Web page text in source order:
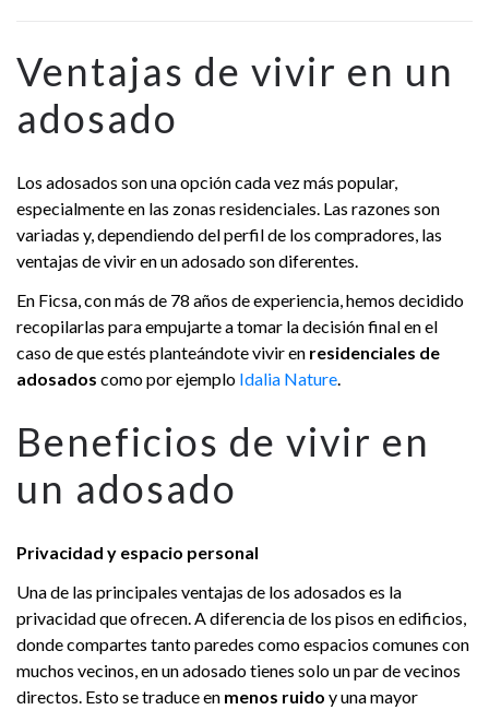
Ventajas de vivir en un
adosado
Los adosados son una opción cada vez más popular,
especialmente en las zonas residenciales. Las razones son
variadas y, dependiendo del perfil de los compradores, las
ventajas de vivir en un adosado son diferentes.
En Ficsa, con más de 78 años de experiencia, hemos decidido
recopilarlas para empujarte a tomar la decisión final en el
caso de que estés planteándote vivir en residenciales de
adosados como por ejemplo Idalia Nature.
Beneficios de vivir en
un adosado
Privacidad y espacio personal
Una de las principales ventajas de los adosados es la
privacidad que ofrecen. A diferencia de los pisos en edificios,
donde compartes tanto paredes como espacios comunes con
muchos vecinos, en un adosado tienes solo un par de vecinos
directos. Esto se traduce en menos ruido y una mayor